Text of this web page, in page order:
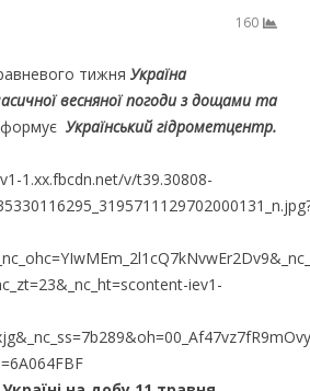
160
тижня Україна
весняної погоди з дощами та
Український гідрометцентр.